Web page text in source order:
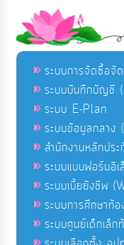
ระบบการจัดซื้อจั
ระบบบันทึกบัญชี
ระบบ E-Plan
ระบบข้อมูลกลาง
สำนักงานหลักปร
ระบบแบบฟอร์มอิ
ระบบเบี้ยยังชีพ
ระบบการศึกษาท้
ระบบศูนย์เด็กเล็